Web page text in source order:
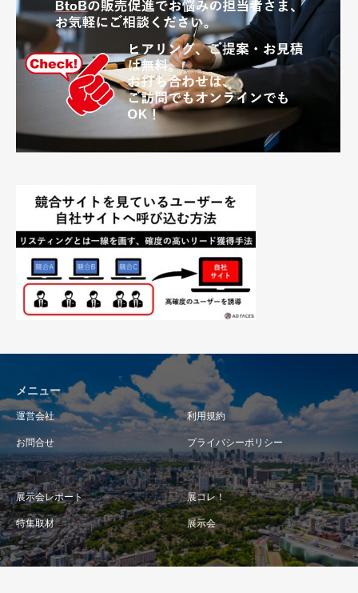
メニュー
運営会社 利用規約
お問合せ プライバシーポリシー
展示会レポート 展コレ！
特集取材 展示会